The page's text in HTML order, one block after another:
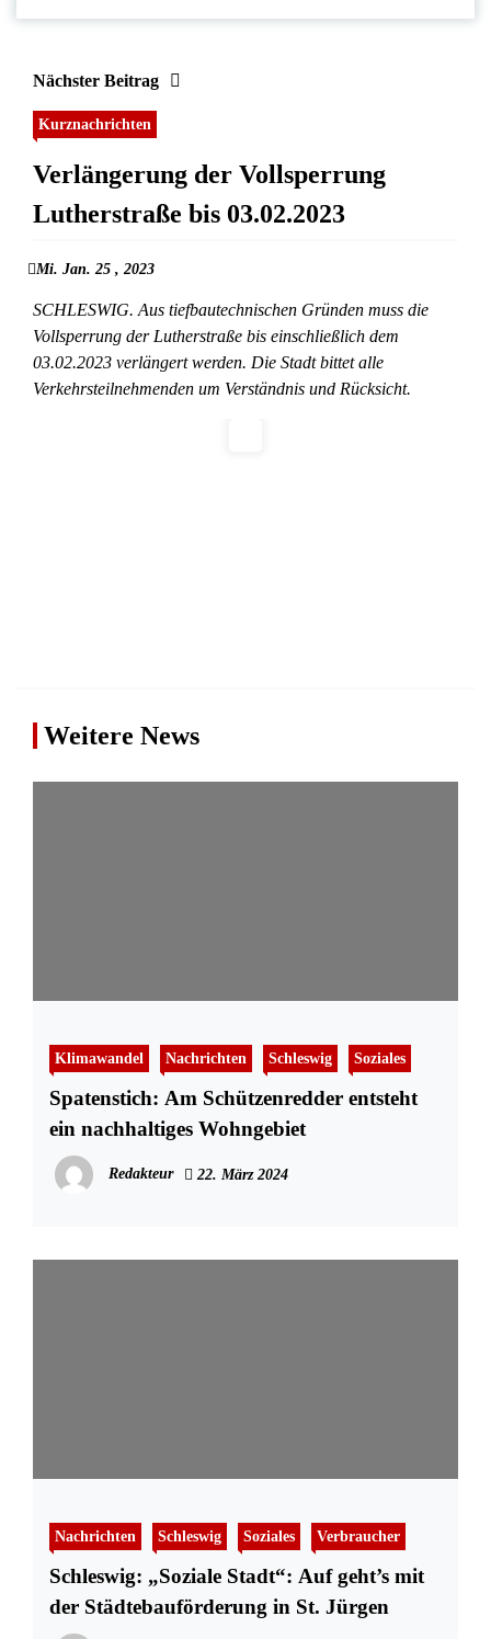
Nächster Beitrag
Kurznachrichten
Verlängerung der Vollsperrung
Lutherstraße bis 03.02.2023
Mi. Jan. 25 , 2023
SCHLESWIG. Aus tiefbautechnischen Gründen muss die
Vollsperrung der Lutherstraße bis einschließlich dem
03.02.2023 verlängert werden. Die Stadt bittet alle
Verkehrsteilnehmenden um Verständnis und Rücksicht.
Weitere News
Klimawandel Nachrichten Schleswig Soziales
Spatenstich: Am Schützenredder entsteht
ein nachhaltiges Wohngebiet
Redakteur 22. März 2024
Nachrichten Schleswig Soziales Verbraucher
Schleswig: „Soziale Stadt“: Auf geht’s mit
der Städtebauförderung in St. Jürgen